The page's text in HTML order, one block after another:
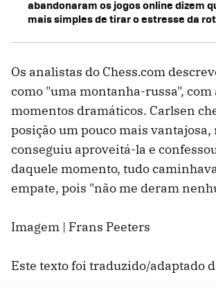
abandonaram os jogos online dizem
mais simples de tirar o estresse da
Os analistas do Chess.com
como "uma montanha-russa", com
momentos dramáticos. Carlsen
posição um pouco mais vantajosa,
conseguiu aproveitá-la e
daquele momento, tudo
empate, pois "não me deram
Imagem | Frans Peeters
Este texto foi traduzido/adaptado